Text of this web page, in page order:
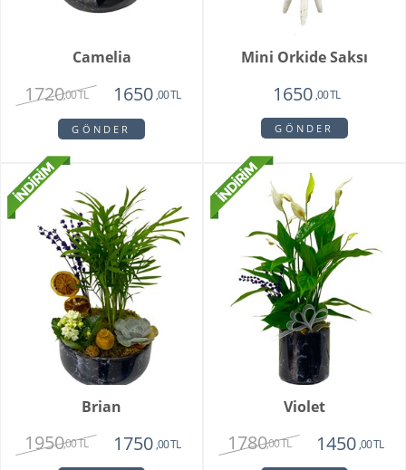
Camelia
1720,00 TL 1650,00 TL
GÖNDER
Mini Orkide Saksı
1650,00 TL
GÖNDER
Brian
1950,00 TL 1750 ,00 TL
Violet
1780,00 TL 1450 ,00 TL